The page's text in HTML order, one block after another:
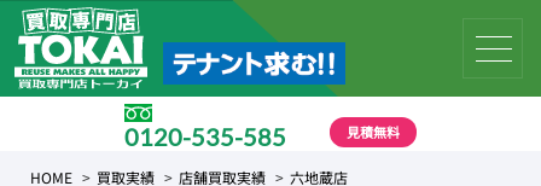
0120-535-585 見積無料
HOME 買取実績 店舗買取実績
六地蔵店